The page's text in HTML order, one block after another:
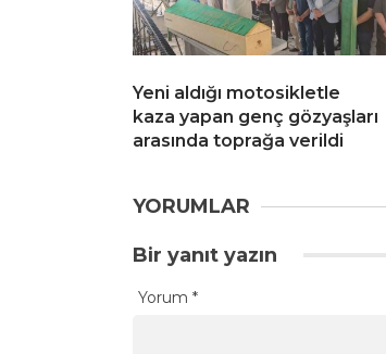
Yeni aldığı motosikletle
kaza yapan genç gözyaşları
arasında toprağa verildi
YORUMLAR
Bir yanıt yazın
Yorum *